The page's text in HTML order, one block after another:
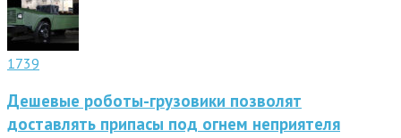
1739
Дешевые роботы-грузовики позволят
доставлять припасы под огнем неприятеля